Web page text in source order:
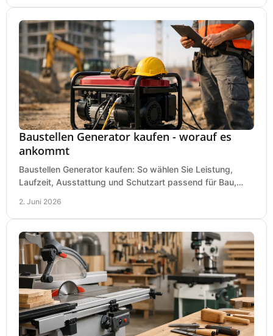
Baustellen Generator kaufen - worauf es
ankommt
Baustellen Generator kaufen: So wählen Sie Leistung,
Laufzeit, Ausstattung und Schutzart passend für Bau,
2. Juni 2026